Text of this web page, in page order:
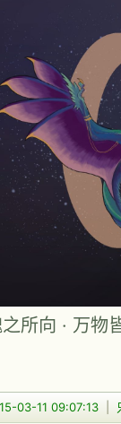
所向 · 万物
03-11 09:07:13